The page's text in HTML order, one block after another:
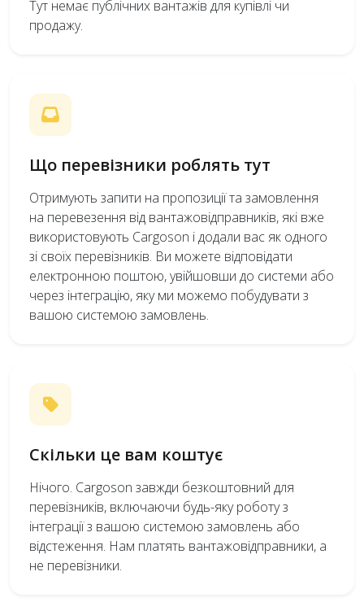
Тут немає публічних вантажів для купівлі чи
продажу.
Що перевізники роблять тут
Отримують запити на пропозиції та замовлення
на перевезення від вантажовідправників, які вже
використовують Cargoson і додали вас як одного
зі своїх перевізників. Ви можете відповідати
електронною поштою, увійшовши до системи або
через інтеграцію, яку ми можемо побудувати з
вашою системою замовлень.
Скільки це вам коштує
Нічого. Cargoson завжди безкоштовний для
перевізників, включаючи будь-яку роботу з
інтеграції з вашою системою замовлень або
відстеження. Нам платять вантажовідправники, а
не перевізники.